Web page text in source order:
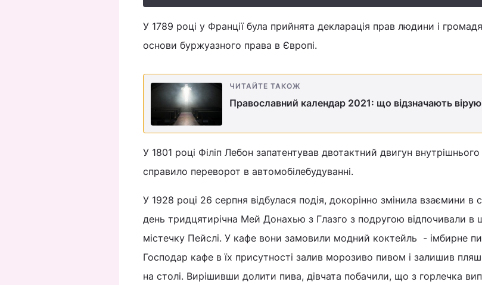
У 1789 році у Франції була прийнята декларація прав людини і
основи буржуазного права в Європі.
ЧИТАЙТЕ ТАКОЖ
Православний календар 2021: що відзначають
У 1801 році Філіп Лебон запатентував двотактний двигун
справило переворот в автомобілебудуванні.
У 1928 році 26 серпня відбулася подія, докорінно змінила взаємини в
день тридцятирічна Мей Донахью з Глазго з подругою відпочивали в
містечку Пейслі. У кафе вони замовили модний коктейль - імбирне
Господар кафе в їх присутності залив морозиво пивом і залишив
на столі. Вирішивши долити пива, дівчата побачили, що з горлечка